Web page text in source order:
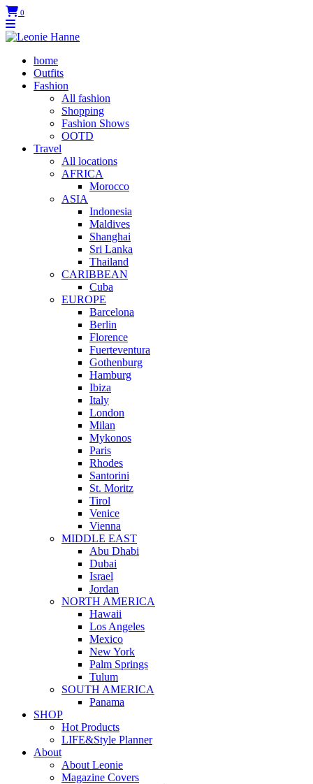
0
home
Outfits
Fashion
All fashion
Shopping
Fashion Shows
OOTD
Travel
All locations
AFRICA
Morocco
ASIA
Indonesia
Maldives
Shanghai
Sri Lanka
Thailand
CARIBBEAN
Cuba
EUROPE
Barcelona
Berlin
Florence
Fuerteventura
Gothenburg
Hamburg
Ibiza
Italy
London
Milan
Mykonos
Paris
Rhodes
Santorini
St. Moritz
Tirol
Venice
Vienna
MIDDLE EAST
Abu Dhabi
Dubai
Israel
Jordan
NORTH AMERICA
Hawaii
Los Angeles
Mexico
New York
Palm Springs
Tulum
SOUTH AMERICA
Panama
SHOP
Hot Products
LIFE&Style Planner
About
About Leonie
Magazine Covers